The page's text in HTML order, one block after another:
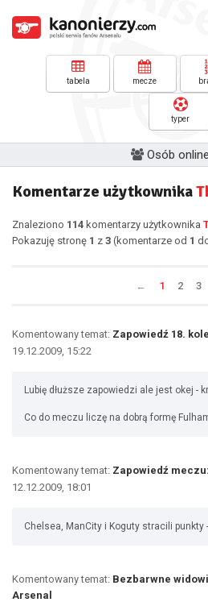
tabela mecze
typer
Osób
Komentarze użytkownika
Znaleziono 114 komentarzy użytkownika
Pokazuję stronę 1 z 3 (komentarze od 1
← 1 2 3
Komentowany temat: Zapowiedź 18.
19.12.2009, 15:22
Lubię dłuższe zapowiedzi ale jest okej -
Co do meczu liczę na dobrą formę
Komentowany temat: Zapowiedź
12.12.2009, 18:01
Chelsea, ManCity i Koguty stracili punkty
Komentowany temat: Bezbarwne
Arsenal